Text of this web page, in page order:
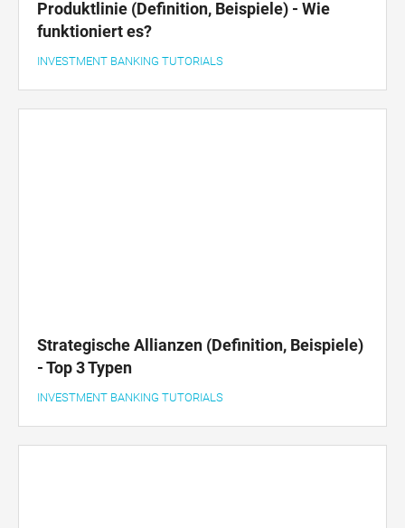
Produktlinie (Definition, Beispiele) - Wie
funktioniert es?
INVESTMENT BANKING TUTORIALS
Strategische Allianzen (Definition, Beispiele)
- Top 3 Typen
INVESTMENT BANKING TUTORIALS